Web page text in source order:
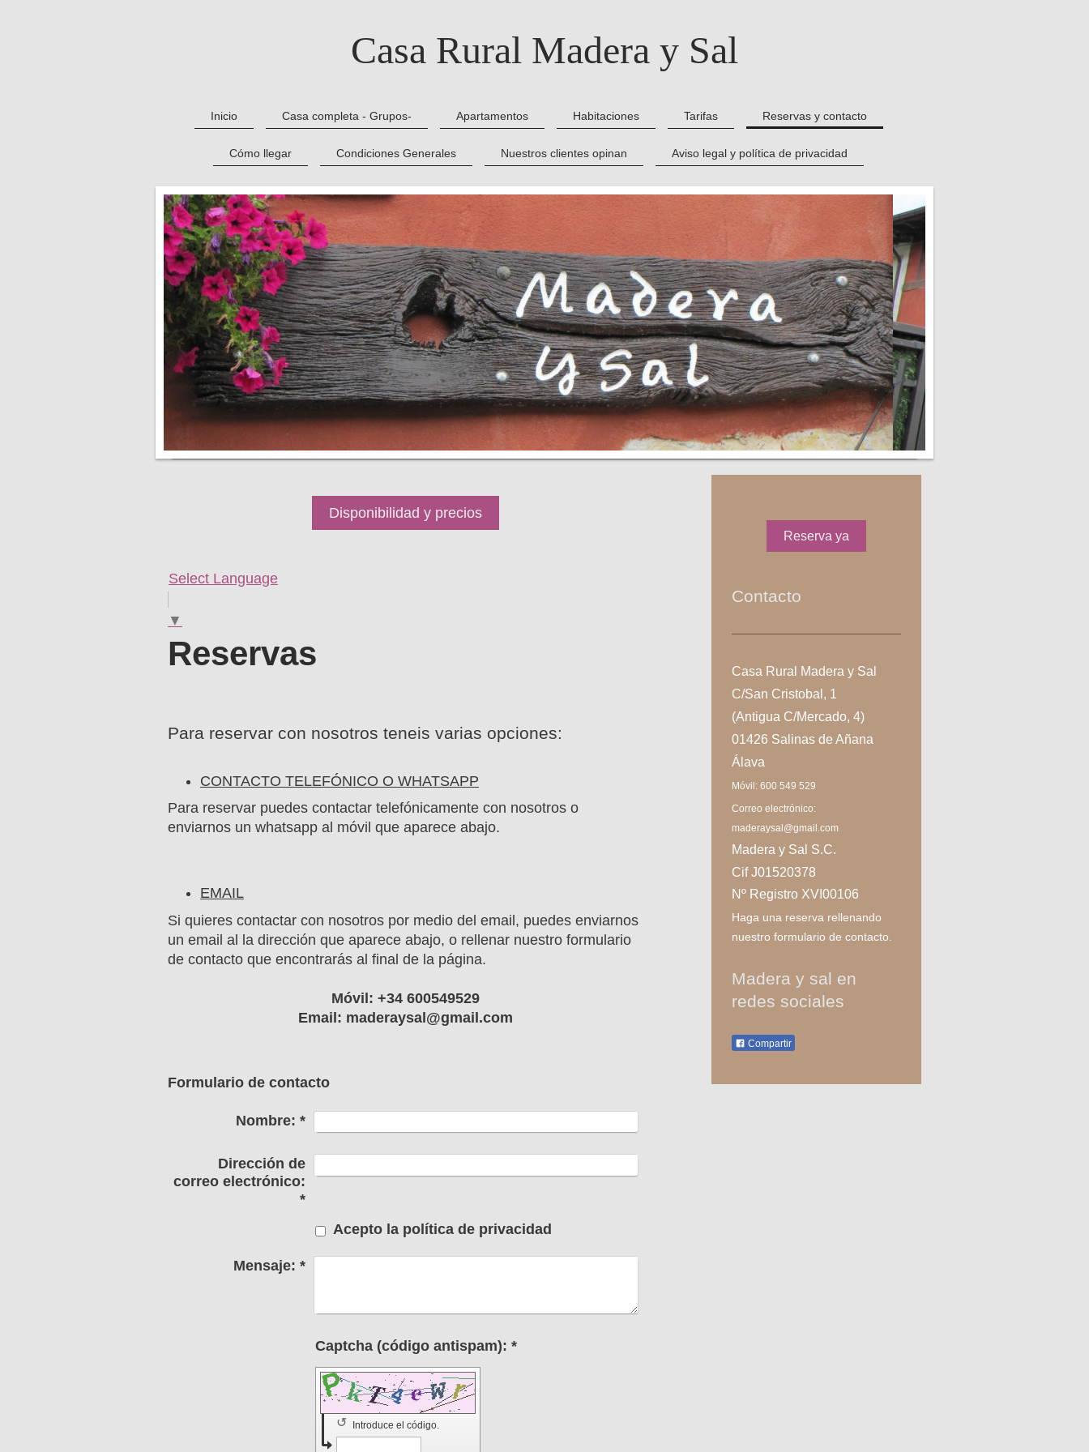
Casa Rural Madera y Sal
Inicio Casa completa - Grupos- Apartamentos Habitaciones Tarifas Reservas y contacto
Cómo llegar Condiciones Generales Nuestros clientes opinan Aviso legal y política de privacidad
Disponibilidad y precios
Select Language
▼
Reservas
Para reservar con nosotros teneis varias opciones:
CONTACTO TELEFÓNICO O WHATSAPP
Para reservar puedes contactar telefónicamente con nosotros o
enviarnos un whatsapp al móvil que aparece abajo.
EMAIL
Si quieres contactar con nosotros por medio del email, puedes enviarnos
un email al la dirección que aparece abajo, o rellenar nuestro formulario
de contacto que encontrarás al final de la página.
Móvil: +34 600549529
Email: maderaysal@gmail.com
Formulario de contacto
Nombre: *
Dirección de
correo electrónico:
*
Acepto la política de privacidad
Mensaje: *
Captcha (código antispam): *
Introduce el código.
↺
Reserva ya
Contacto
Casa Rural Madera y Sal
C/San Cristobal, 1
(Antigua C/Mercado, 4)
01426 Salinas de Añana
Álava
Móvil: 600 549 529
Correo electrónico:
maderaysal@gmail.com
Madera y Sal S.C.
Cif J01520378
Nº Registro XVI00106
Haga una reserva rellenando
nuestro formulario de contacto.
Madera y sal en
redes sociales
Compartir